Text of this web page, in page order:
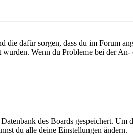
dafür sorgen, dass du im Forum
Wenn du Probleme bei der
des Boards gespeichert.
du alle deine Einstellungen ändern.